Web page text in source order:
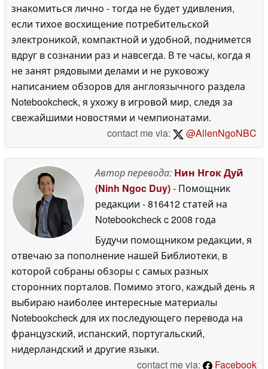
знакомиться лично - тогда не будет удивления,
если тихое восхищение потребительской
электроникой, компактной и удобной, поднимется
вдруг в сознании раз и навсегда. В те часы, когда я
не занят рядовыми делами и не руковожу
написанием обзоров для англоязычного раздела
Notebookcheck, я ухожу в игровой мир, следя за
свежайшими новостями и чемпионатами.
contact me via:
@AllenNgoNBC
Автор перевода: Нин Нгок Дуй
(Ninh Ngoc Duy)- Помощник
редакции - 816412 статей на
Notebookcheckc 2008 года
Будучи помощником редакции, я
отвечаю за пополнение нашей Библиотеки, в
которой собраны обзоры с самых разных
сторонних порталов. Помимо этого, каждый день я
выбираю наиболее интересные материалы
Notebookcheck для их последующего перевода на
французский, испанский, португальский,
нидерландский и другие языки.
contact me via:
Facebook